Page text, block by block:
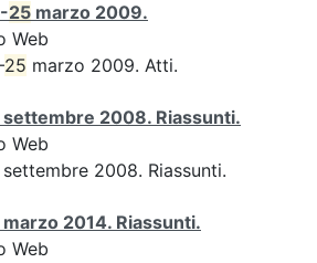
25 marzo 2009.
Web
25 marzo 2009. Atti.
settembre 2008. Riassunti.
Web
settembre 2008. Riassunti.
marzo 2014. Riassunti.
Web